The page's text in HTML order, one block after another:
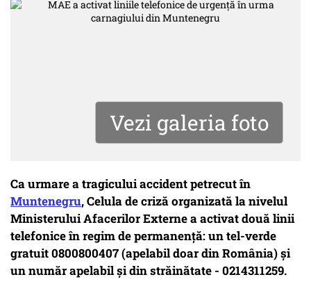
Vezi galeria foto
Ca urmare a tragicului accident petrecut în
Muntenegru, Celula de criză organizată la nivelul
Ministerului Afacerilor Externe a activat două linii
telefonice în regim de permanență: un tel-verde
gratuit 0800800407 (apelabil doar din România) şi
un număr apelabil şi din străinătate - 0214311259.